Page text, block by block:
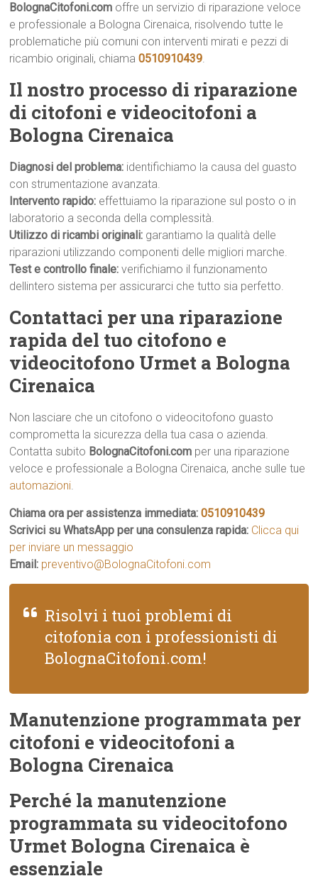
BolognaCitofoni.com offre un servizio di riparazione veloce
e professionale a Bologna Cirenaica, risolvendo tutte le
problematiche più comuni con interventi mirati e pezzi di
ricambio originali, chiama0510910439.
Il nostro processo di riparazione
di citofoni e videocitofoni a
Bologna Cirenaica
Diagnosi del problema: identifichiamo la causa del guasto
con strumentazione avanzata.
Intervento rapido: effettuiamo la riparazione sul posto o in
laboratorio a seconda della complessità.
Utilizzo di ricambi originali: garantiamo la qualità delle
riparazioni utilizzando componenti delle migliori marche.
Test e controllo finale:verifichiamo il funzionamento
dellintero sistema per assicurarci che tutto sia perfetto.
Contattaci per una riparazione
rapida del tuo citofono e
videocitofono Urmet a Bologna
Cirenaica
Non lasciare che un citofono o videocitofono guasto
comprometta la sicurezza della tua casa o azienda.
Contatta subito BolognaCitofoni.com per una riparazione
veloce e professionale a Bologna Cirenaica, anche sulle tue
automazioni.
Chiama ora per assistenza immediata:0510910439
Scrivici su WhatsApp per una consulenza rapida: Clicca qui
per inviare un messaggio
Email: preventivo@BolognaCitofoni.com
Risolvi i tuoi problemi di
citofonia con i professionisti di
BolognaCitofoni.com!
Manutenzione programmata per
citofoni e videocitofoni a
Bologna Cirenaica
Perché la manutenzione
programmata su videocitofono
Urmet Bologna Cirenaica è
essenziale